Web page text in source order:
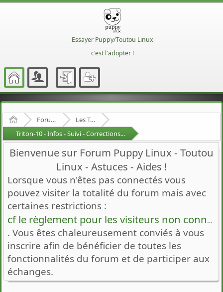
Essayer Puppy/Toutou Linux
c'est l'adopter !
Accueil Forum Francophone de Puppy/Toutou Linux
Les Toutous
Triton-10 - Infos - Suivi - Corrections...
Bienvenue sur Forum Puppy Linux - Toutou
Linux - Astuces - Aides !
Lorsque vous n'êtes pas connectés vous
pouvez visiter la totalité du forum mais avec
certaines restrictions :
cf le règlement pour les visiteurs non connectés
. Vous êtes chaleureusement conviés à vous
inscrire afin de bénéficier de toutes les
fonctionnalités du forum et de participer aux
échanges.